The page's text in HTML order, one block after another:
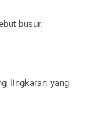
busur.
lingkaran yang